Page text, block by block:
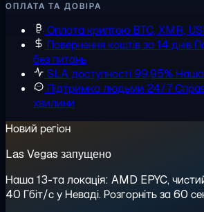
ОПЛАТА ТА ДОВІРА
Оплата криптою BTC, XMR,
Повернення коштів за 14 днів
без питань
SLA доступності 99,95% Наша
Підтримка людьми 24/7
хвилини
Новий регіон
Las Vegas запущено
Наша 13-та локація: AMD EPYC,
40 Гбіт/с у Неваді. Розгорніть за 60